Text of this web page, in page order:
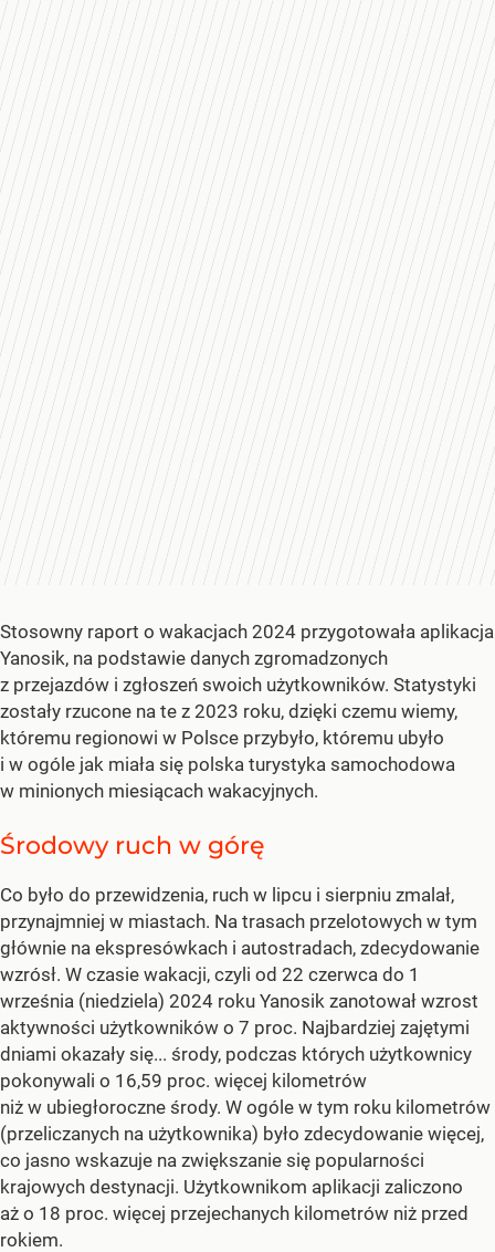
Stosowny raport o wakacjach 2024 przygotowała aplikacja
Yanosik, na podstawie danych zgromadzonych
z przejazdów i zgłoszeń swoich użytkowników. Statystyki
zostały rzucone na te z 2023 roku, dzięki czemu wiemy,
któremu regionowi w Polsce przybyło, któremu ubyło
i w ogóle jak miała się polska turystyka samochodowa
w minionych miesiącach wakacyjnych.
Środowy ruch w górę
Co było do przewidzenia, ruch w lipcu i sierpniu zmalał,
przynajmniej w miastach. Na trasach przelotowych w tym
głównie na ekspresówkach i autostradach, zdecydowanie
wzrósł. W czasie wakacji, czyli od 22 czerwca do 1
września (niedziela) 2024 roku Yanosik zanotował wzrost
aktywności użytkowników o 7 proc. Najbardziej zajętymi
dniami okazały się... środy, podczas których użytkownicy
pokonywali o 16,59 proc. więcej kilometrów
niż w ubiegłoroczne środy. W ogóle w tym roku kilometrów
(przeliczanych na użytkownika) było zdecydowanie więcej,
co jasno wskazuje na zwiększanie się popularności
krajowych destynacji. Użytkownikom aplikacji zaliczono
aż o 18 proc. więcej przejechanych kilometrów niż przed
rokiem.